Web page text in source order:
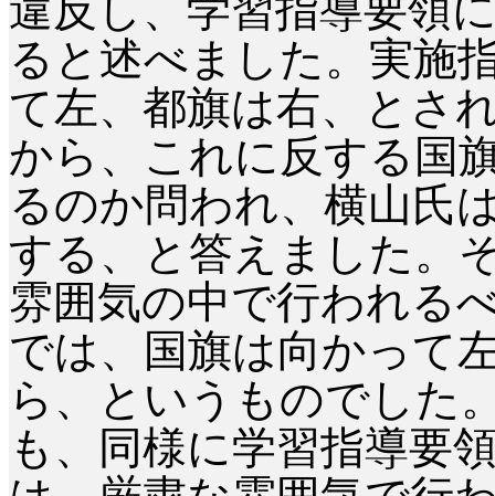
違反し、学習指導要領
ると述べました。実施
て左、都旗は右、とさ
から、これに反する国
るのか問われ、横山氏
する、と答えました。
雰囲気の中で行われる
では、国旗は向かって
ら、というものでした
も、同様に学習指導要